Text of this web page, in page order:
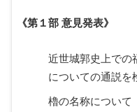
《第１部 意見発表》
近世城郭史上で
についての通説
櫓の名称につい